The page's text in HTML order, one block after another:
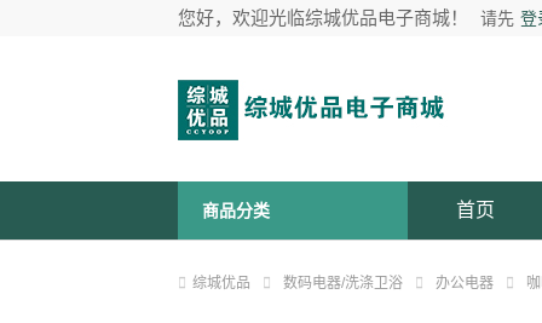
您好，欢迎光临综城优品电子商城！ 请先 登
商品分类 首页
综城优品 数码电器/洗涤卫浴 办公电器